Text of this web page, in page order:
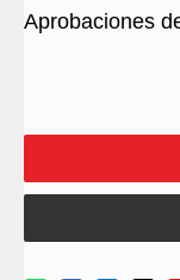
Aprobaciones